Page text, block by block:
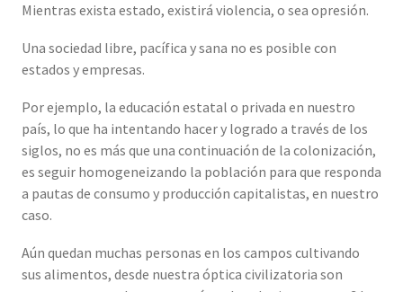
Mientras exista estado, existirá violencia, o sea opresión.
Una sociedad libre, pacífica y sana no es posible con
estados y empresas.
Por ejemplo, la educación estatal o privada en nuestro
país, lo que ha intentando hacer y logrado a través de los
siglos, no es más que una continuación de la colonización,
es seguir homogeneizando la población para que responda
a pautas de consumo y producción capitalistas, en nuestro
caso.
Aún quedan muchas personas en los campos cultivando
sus alimentos, desde nuestra óptica civilizatoria son